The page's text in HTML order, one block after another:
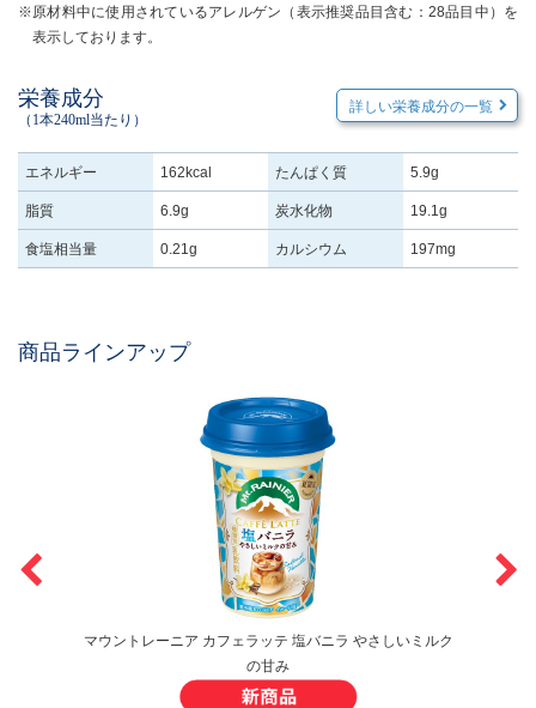
※原材料中に使用されているアレルゲン（表示推奨品目含む：28品目中）を
表示しております。
栄養成分
（1本240ml当たり）
詳しい栄養成分の一覧
エネルギー 162kcal たんぱく質 5.9g
脂質 6.9g 炭水化物 19.1g
食塩相当量 0.21g カルシウム 197mg
商品ラインアップ
マウントレーニア カフェラッテ 塩バニラ やさしいミルク
の甘み